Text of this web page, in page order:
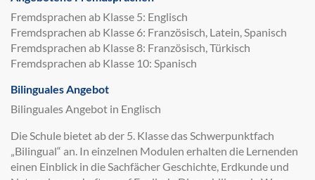
Fremdsprachen ab Klasse 5: Englisch
Fremdsprachen ab Klasse 6: Französisch, Latein, Spanisch
Fremdsprachen ab Klasse 8: Französisch, Türkisch
Fremdsprachen ab Klasse 10: Spanisch
Bilinguales Angebot
Bilinguales Angebot in Englisch
Die Schule bietet ab der 5. Klasse das Schwerpunktfach
„Bilingual“ an. In einzelnen Modulen erhalten die Lernenden
einen Einblick in die Sachfächer Geschichte, Erdkunde und